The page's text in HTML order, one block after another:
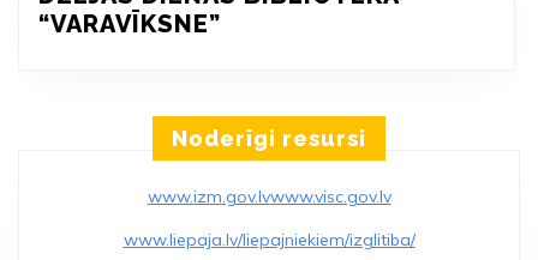
“VARAVĪKSNE”
“VARAVĪKSNE”
Noderīgi resursi
www.izm.gov.lvwww.visc.gov.lv
www.liepaja.lv/liepajniekiem/izglitiba/